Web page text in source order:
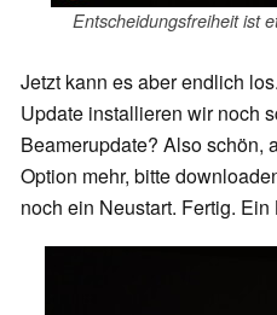
Entscheidungsfreiheit ist
Jetzt kann es aber endlich
Update installieren wir noch
Beamerupdate? Also schön,
Option mehr, bitte
noch ein Neustart. Fertig.